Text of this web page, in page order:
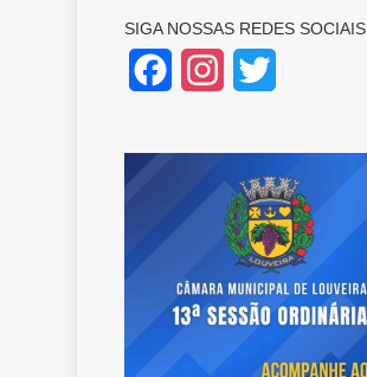
SIGA NOSSAS REDES SOCIAIS
FacebookInstagram